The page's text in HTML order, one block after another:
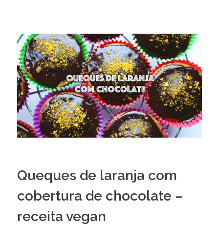
Queques de laranja com
cobertura de chocolate –
receita vegan